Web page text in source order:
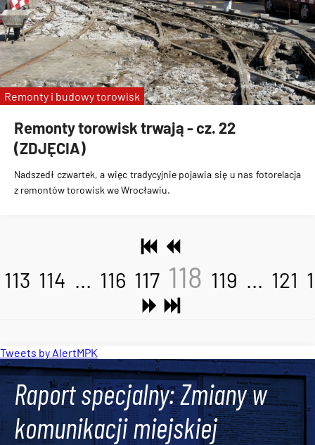
Remonty torowisk trwają - cz. 22
(ZDJĘCIA)
Nadszedł czwartek, a więc tradycyjnie pojawia się u nas fotorelacja
z remontów torowisk we Wrocławiu.
Remonty i budowy torowisk
113 114 ... 116 117 118 119 ... 121
Tweets by AlertMPK
Raport specjalny: Zmiany w
komunikacji miejskiej